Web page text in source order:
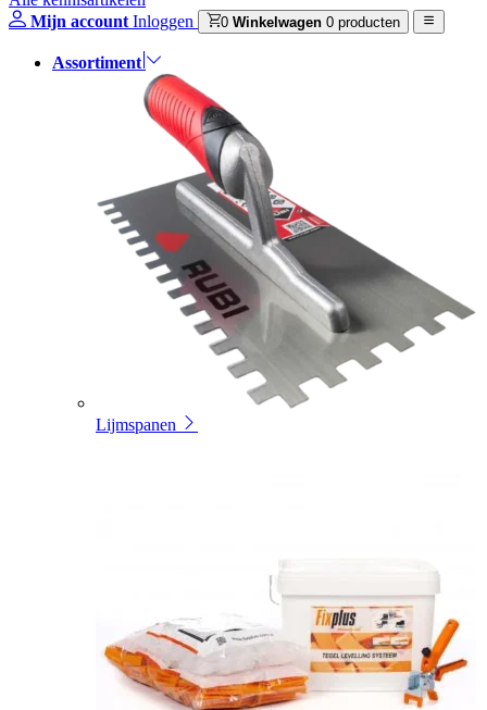
Mijn account Inloggen 0 Winkelwagen 0 producten
Assortiment
Lijmspanen